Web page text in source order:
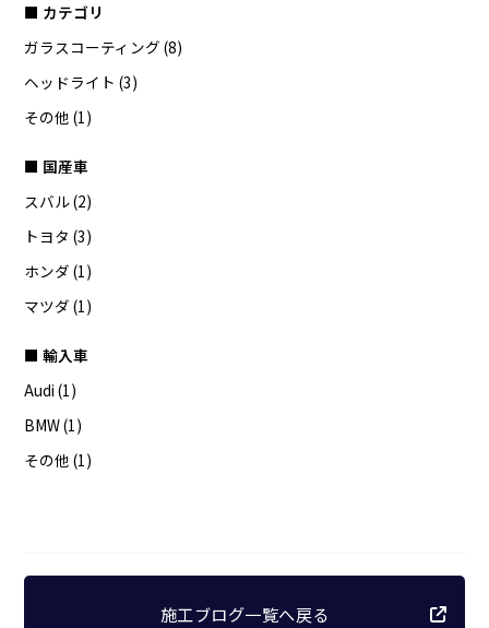
■ カテゴリ
ガラスコーティング (8)
ヘッドライト (3)
その他 (1)
■ 国産車
スバル (2)
トヨタ (3)
ホンダ (1)
マツダ (1)
■ 輸入車
Audi (1)
BMW (1)
その他 (1)
施工ブログ一覧へ戻る